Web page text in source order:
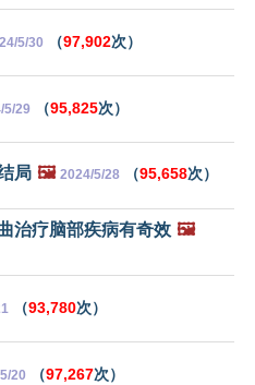
5/30 （97,902次）
5/29 （95,825次）
局 🖼️ 2024/5/28 （95,658次）
治疗脑部疾病有奇效 🖼️
（93,780次）
20 （97,267次）